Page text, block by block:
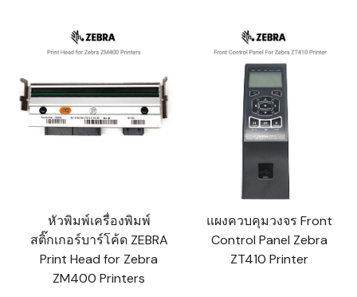
หัวพิมพ์เครื่องพิมพ์
สติ๊กเกอร์บาร์โค้ด ZEBRA
Print Head for Zebra
ZM400 Printers
แผงควบคุมวงจร Front
Control Panel Zebra
ZT410 Printer